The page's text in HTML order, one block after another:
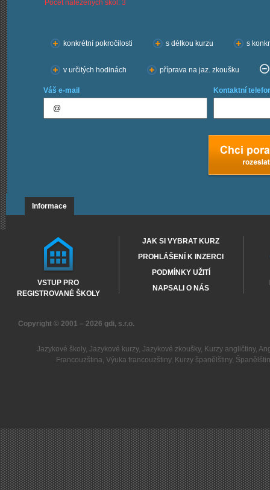
Počet nalezených škol: 3
konkrétní pokročilosti
s délkou kurzu s
v určitých hodinách příprava na jaz. zkoušku
Váš e-mail Kontaktní
Informace
VSTUP PRO
REGISTROVANÉ ŠKOLY
JAK SI VYBRAT KURZ
PROHLÁŠENÍ K INZERCI
PODMÍNKY UŽITÍ
NAPSALI O NÁS
Copyright © 2001 – 2026 gdi, s.r.o.
Jazykové školy, Jazykové kurzy, Jazykové zkoušky, Kurzy angličtiny,
Francouzština,Výuka francouzštiny, Kurzy španělštiny,